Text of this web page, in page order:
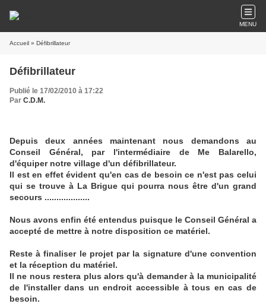
MENU
Accueil » Défibrillateur
Défibrillateur
Publié le 17/02/2010 à 17:22
Par C.D.M.
Depuis deux années maintenant nous demandons au
Conseil Général, par l'intermédiaire de Me Balarello,
d'équiper notre village d'un défibrillateur.
Il est en effet évident qu'en cas de besoin ce n'est pas celui
qui se trouve à La Brigue qui pourra nous être d'un grand
secours ...................
Nous avons enfin été entendus puisque le Conseil Général a
accepté de mettre à notre disposition ce matériel.
Reste à finaliser le projet par la signature d'une convention
et la réception du matériel.
Il ne nous restera plus alors qu'à demander à la municipalité
de l'installer dans un endroit accessible à tous en cas de
besoin.